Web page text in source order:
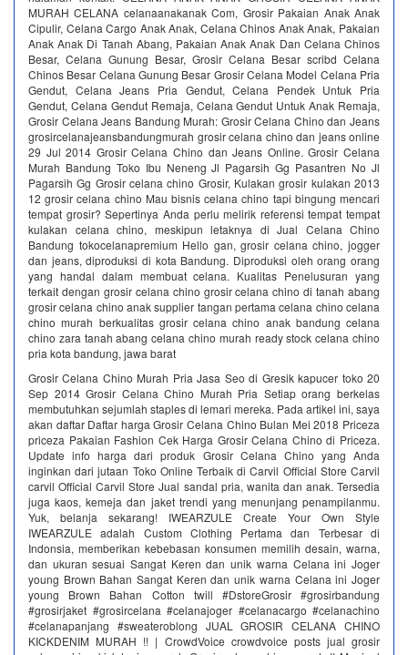
MURAH CELANA celanaanakanak Com, Grosir Pakaian Anak Anak
Cipulir, Celana Cargo Anak Anak, Celana Chinos Anak Anak, Pakaian
Anak Anak Di Tanah Abang, Pakaian Anak Anak Dan Celana Chinos
Besar, Celana Gunung Besar, Grosir Celana Besar scribd Celana
Chinos Besar Celana Gunung Besar Grosir Celana Model Celana Pria
Gendut, Celana Jeans Pria Gendut, Celana Pendek Untuk Pria
Gendut, Celana Gendut Remaja, Celana Gendut Untuk Anak Remaja,
Grosir Celana Jeans Bandung Murah: Grosir Celana Chino dan Jeans
grosircelanajeansbandungmurah grosir celana chino dan jeans online
29 Jul 2014 Grosir Celana Chino dan Jeans Online. Grosir Celana
Murah Bandung Toko Ibu Neneng Jl Pagarsih Gg Pasantren No Jl
Pagarsih Gg Grosir celana chino Grosir, Kulakan grosir kulakan 2013
12 grosir celana chino Mau bisnis celana chino tapi bingung mencari
tempat grosir? Sepertinya Anda perlu melirik referensi tempat tempat
kulakan celana chino, meskipun letaknya di Jual Celana Chino
Bandung tokocelanapremium Hello gan, grosir celana chino, jogger
dan jeans, diproduksi di kota Bandung. Diproduksi oleh orang orang
yang handal dalam membuat celana. Kualitas Penelusuran yang
terkait dengan grosir celana chino grosir celana chino di tanah abang
grosir celana chino anak supplier tangan pertama celana chino celana
chino murah berkualitas grosir celana chino anak bandung celana
chino zara tanah abang celana chino murah ready stock celana chino
pria kota bandung, jawa barat
Grosir Celana Chino Murah Pria Jasa Seo di Gresik kapucer toko 20
Sep 2014 Grosir Celana Chino Murah Pria Setiap orang berkelas
membutuhkan sejumlah staples di lemari mereka. Pada artikel ini, saya
akan daftar Daftar harga Grosir Celana Chino Bulan Mei 2018 Priceza
priceza Pakaian Fashion Cek Harga Grosir Celana Chino di Priceza.
Update info harga dari produk Grosir Celana Chino yang Anda
inginkan dari jutaan Toko Online Terbaik di Carvil Official Store Carvil
carvil Official Carvil Store Jual sandal pria, wanita dan anak. Tersedia
juga kaos, kemeja dan jaket trendi yang menunjang penampilanmu.
Yuk, belanja sekarang! IWEARZULE Create Your Own Style
IWEARZULE adalah Custom Clothing Pertama dan Terbesar di
Indonsia, memberikan kebebasan konsumen memilih desain, warna,
dan ukuran sesuai Sangat Keren dan unik warna Celana ini Joger
young Brown Bahan Sangat Keren dan unik warna Celana ini Joger
young Brown Bahan Cotton twill #DstoreGrosir #grosirbandung
#grosirjaket #grosircelana #celanajoger #celanacargo #celanachino
#celanapanjang #sweateroblong JUAL GROSIR CELANA CHINO
KICKDENIM MURAH !! | CrowdVoice crowdvoice posts jual grosir